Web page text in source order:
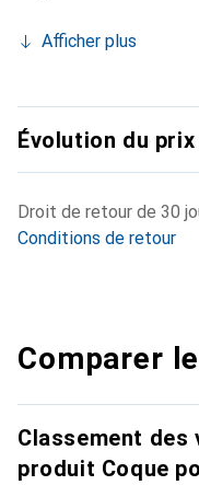
Afficher plus
Évolution du prix
Droit de retour de 30
Conditions de retour
Comparer
Classement des
produit Coque